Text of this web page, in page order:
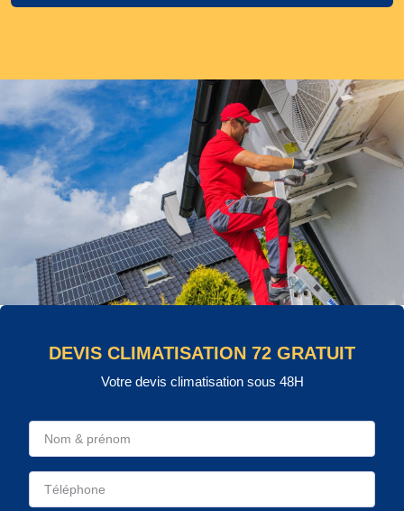
DEVIS CLIMATISATION 72 GRATUIT
Votre devis climatisation sous 48H